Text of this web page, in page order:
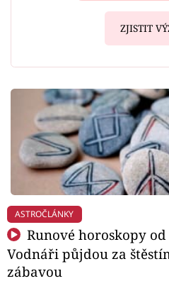
ZJISTIT
ASTROČLÁNKY
Runové horoskopy od
Vodnáři půjdou za
zábavou